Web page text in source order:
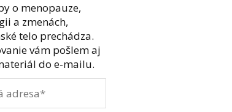
o menopauze,
a zmenách,
telo prechádza.
vám pošlem aj
do e-mailu.